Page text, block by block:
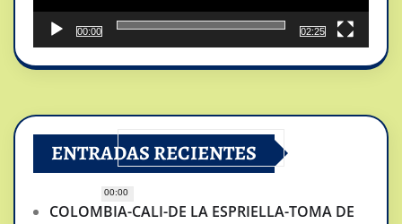
00:00
00:00
02:25
ENTRADAS RECIENTES
COLOMBIA-CALI-DE LA ESPRIELLA-TOMA DE